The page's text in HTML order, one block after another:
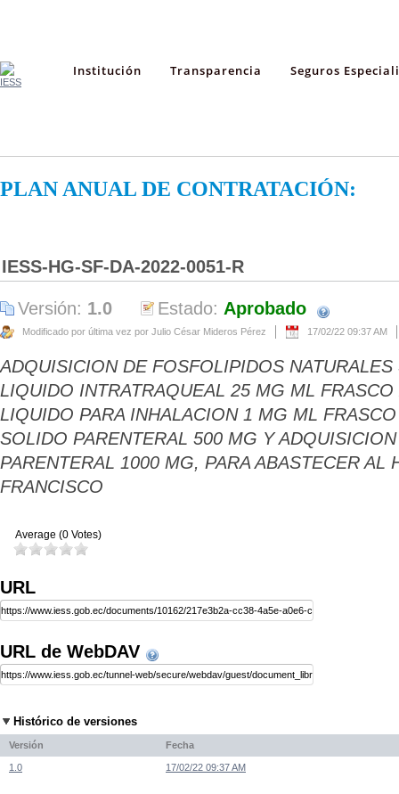
Institución Transparencia Seguros
PLAN ANUAL DE CONTRATACIÓN:
IESS-HG-SF-DA-2022-0051-R
Versión: 1.0 Estado: Aprobado
Modificado por última vez por Julio César Mideros Pérez 17/02/22 09:37 AM
ADQUISICION DE FOSFOLIPIDOS
LIQUIDO INTRATRAQUEAL 25 MG ML
LIQUIDO PARA INHALACION 1 MG ML
SOLIDO PARENTERAL 500 MG Y
PARENTERAL 1000 MG, PARA ABASTECER AL
FRANCISCO
Average (0 Votes)
URL
URL de WebDAV
Histórico de versiones
Versión Fecha
1.0 17/02/22 09:37 AM